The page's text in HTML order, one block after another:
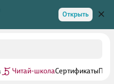
Открыть
Читай-школаСертификаты